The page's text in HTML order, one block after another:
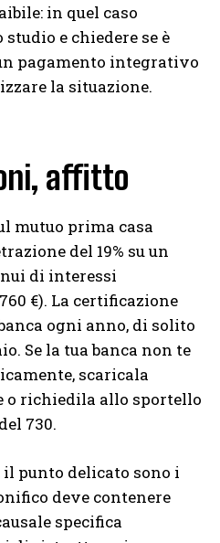
in quel caso
e chiedere se è
pagamento integrativo
la situazione.
affitto
mutuo prima casa
del 19% su un
di interessi
€). La certificazione
ogni anno, di solito
Se la tua banca non te
scaricala
o richiedila allo sportello
730.
punto delicato sono i
deve contenere
specifica